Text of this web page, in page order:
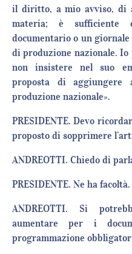
il diritto, a mio avviso, di
materia; è
documentario o un
di produzione nazionale.
non insistere nel suo
proposta di aggiungere
produzione nazionale».
PRESIDENTE. Devo
proposto di sopprimere
ANDREOTTI. Chiedo di
PRESIDENTE. Ne ha facoltà.
ANDREOTTI. Si
aumentare per i
programmazione